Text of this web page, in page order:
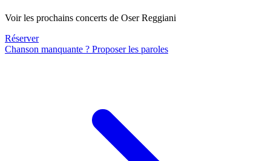
Voir les prochains concerts de Oser Reggiani
Réserver
Chanson manquante ? Proposer les paroles